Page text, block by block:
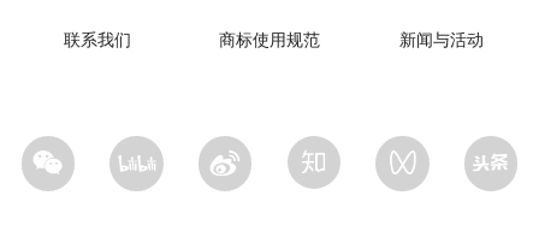
联系我们 商标使用规范 新闻与活动